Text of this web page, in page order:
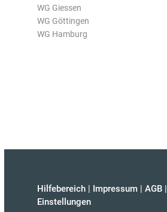
WG Giessen
WG Göttingen
WG Hamburg
Hilfebereich | Impressum | AGB |
Einstellungen